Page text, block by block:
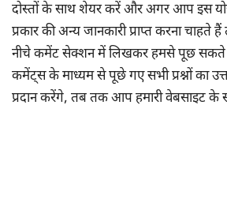
दोस्तों के साथ शेयर करें और अगर आप इस
प्रकार की अन्य जानकारी प्राप्त करना चाहते
नीचे कमेंट सेक्शन में लिखकर हमसे पूछ सकते
कमेंट्स के माध्यम से पूछे गए सभी प्रश्नों का
प्रदान करेंगे, तब तक आप हमारी वेबसाइट के